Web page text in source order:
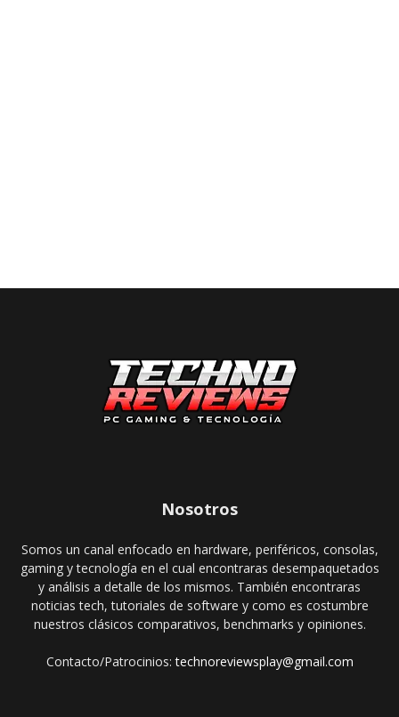
Nosotros
Somos un canal enfocado en hardware, periféricos, consolas,
gaming y tecnología en el cual encontraras desempaquetados
y análisis a detalle de los mismos. También encontraras
noticias tech, tutoriales de software y como es costumbre
nuestros clásicos comparativos, benchmarks y opiniones.
Contacto/Patrocinios:technoreviewsplay@gmail.com